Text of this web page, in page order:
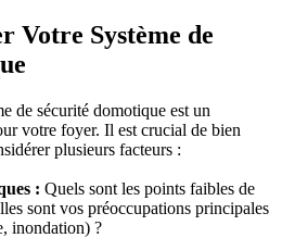
Votre Système de
de sécurité domotique est un
votre foyer. Il est crucial de bien
plusieurs facteurs :
: Quels sont les points faibles de
sont vos préoccupations principales
inondation) ?